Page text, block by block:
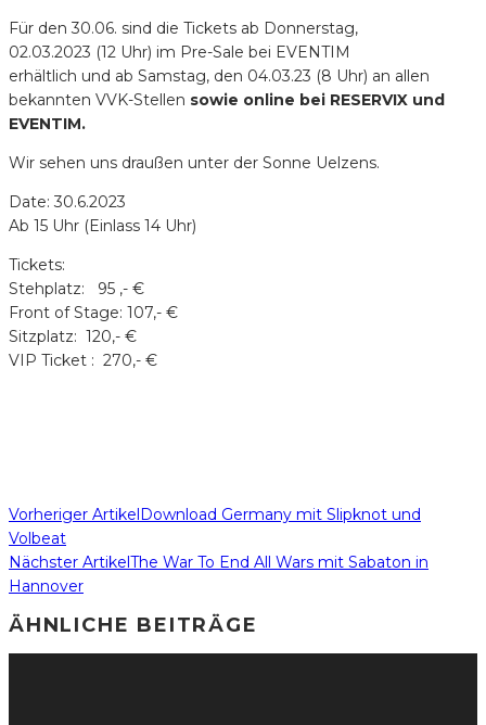
Für den 30.06. sind die Tickets ab Donnerstag,
02.03.2023 (12 Uhr) im Pre-Sale bei EVENTIM
erhältlich und ab Samstag, den 04.03.23 (8 Uhr) an allen
bekannten VVK-Stellen sowie online bei RESERVIX und
EVENTIM.
Wir sehen uns draußen unter der Sonne Uelzens.
Date: 30.6.2023
Ab 15 Uhr (Einlass 14 Uhr)
Tickets:
Stehplatz: 95 ,- €
Front of Stage: 107,- €
Sitzplatz: 120,- €
VIP Ticket : 270,- €
Vorheriger ArtikelDownload Germany mit Slipknot und
Volbeat
Nächster ArtikelThe War To End All Wars mit Sabaton in
Hannover
ÄHNLICHE BEITRÄGE